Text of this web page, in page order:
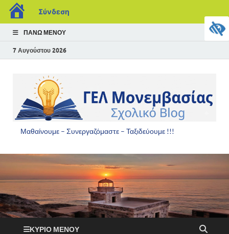
Σύνδεση
ΠΆΝΩ ΜΕΝΟΎ
7 Αυγούστου 2026
Μαθαίνουμε – Συνεργαζόμαστε – Ταξιδεύουμε !!!
ΚΎΡΙΟ ΜΕΝΟΎ